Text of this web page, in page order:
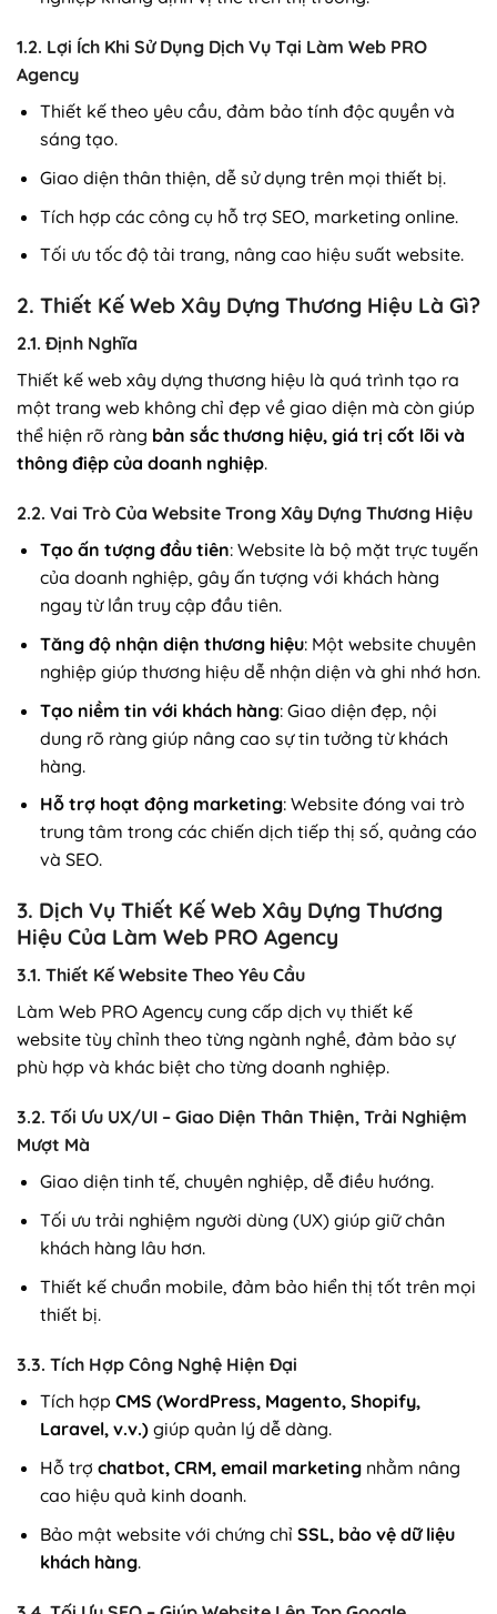
1.2. Lợi Ích Khi Sử Dụng Dịch Vụ Tại Làm Web PRO
Agency
Thiết kế theo yêu cầu, đảm bảo tính độc quyền và
sáng tạo.
Giao diện thân thiện, dễ sử dụng trên mọi thiết bị.
Tích hợp các công cụ hỗ trợ SEO, marketing online.
Tối ưu tốc độ tải trang, nâng cao hiệu suất website.
2. Thiết Kế Web Xây Dựng Thương Hiệu Là Gì?
2.1. Định Nghĩa
Thiết kế web xây dựng thương hiệu là quá trình tạo ra
một trang web không chỉ đẹp về giao diện mà còn giúp
thể hiện rõ ràng bản sắc thương hiệu, giá trị cốt lõi và
thông điệp của doanh nghiệp.
2.2. Vai Trò Của Website Trong Xây Dựng Thương Hiệu
Tạo ấn tượng đầu tiên: Website là bộ mặt trực tuyến
của doanh nghiệp, gây ấn tượng với khách hàng
ngay từ lần truy cập đầu tiên.
Tăng độ nhận diện thương hiệu: Một website chuyên
nghiệp giúp thương hiệu dễ nhận diện và ghi nhớ hơn.
Tạo niềm tin với khách hàng: Giao diện đẹp, nội
dung rõ ràng giúp nâng cao sự tin tưởng từ khách
hàng.
Hỗ trợ hoạt động marketing: Website đóng vai trò
trung tâm trong các chiến dịch tiếp thị số, quảng cáo
và SEO.
3. Dịch Vụ Thiết Kế Web Xây Dựng Thương
Hiệu Của Làm Web PRO Agency
3.1. Thiết Kế Website Theo Yêu Cầu
Làm Web PRO Agency cung cấp dịch vụ thiết kế
website tùy chỉnh theo từng ngành nghề, đảm bảo sự
phù hợp và khác biệt cho từng doanh nghiệp.
3.2. Tối Ưu UX/UI – Giao Diện Thân Thiện, Trải Nghiệm
Mượt Mà
Giao diện tinh tế, chuyên nghiệp, dễ điều hướng.
Tối ưu trải nghiệm người dùng (UX) giúp giữ chân
khách hàng lâu hơn.
Thiết kế chuẩn mobile, đảm bảo hiển thị tốt trên mọi
thiết bị.
3.3. Tích Hợp Công Nghệ Hiện Đại
Tích hợp CMS (WordPress, Magento, Shopify,
Laravel, v.v.)giúp quản lý dễ dàng.
Hỗ trợ chatbot, CRM, email marketingnhằm nâng
cao hiệu quả kinh doanh.
Bảo mật website với chứng chỉ SSL, bảo vệ dữ liệu
khách hàng.